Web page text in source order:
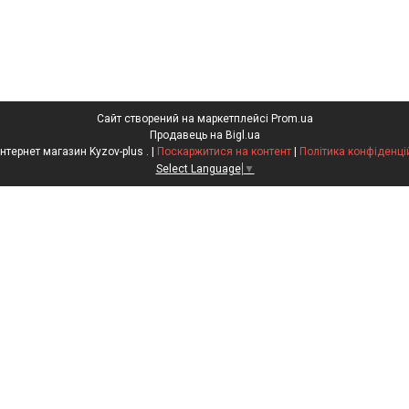
Сайт створений на маркетплейсі Prom.ua
Продавець на Bigl.ua
Поскаржитися на контент
Політика
Select Language ▼